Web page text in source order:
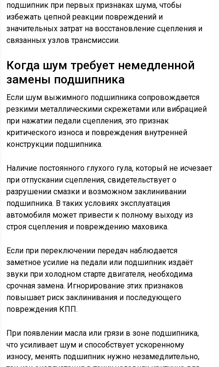
подшипник при первых признаках шума, чтобы
избежать цепной реакции повреждений и
значительных затрат на восстановление сцепления и
связанных узлов трансмиссии.
Когда шум требует немедленной
замены подшипника
Если шум выжимного подшипника сопровождается
резкими металлическими скрежетами или вибрацией
при нажатии педали сцепления, это признак
критического износа и повреждения внутренней
конструкции подшипника.
Наличие постоянного глухого гула, который не исчезает
при отпускании сцепления, свидетельствует о
разрушении смазки и возможном заклинивании
подшипника. В таких условиях эксплуатация
автомобиля может привести к полному выходу из
строя сцепления и повреждению маховика.
Если при переключении передач наблюдается
заметное усилие на педали или подшипник издаёт
звуки при холодном старте двигателя, необходима
срочная замена. Игнорирование этих признаков
повышает риск заклинивания и последующего
повреждения КПП.
При появлении масла или грязи в зоне подшипника,
что усиливает шум и способствует ускоренному
износу, менять подшипник нужно незамедлительно,